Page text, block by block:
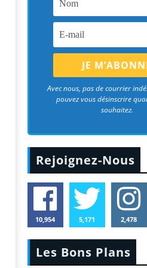
Avec nous, pas de courrier
pouvez vous désinscrire
souhaitez.
Rejoignez-Nous
10,954 5,171 2,478
Les Bons Plans